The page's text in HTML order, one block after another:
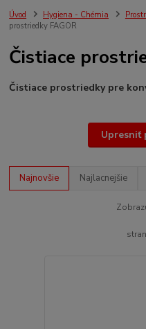
Úvod Hygiena - Chémia
prostriedky FAGOR
Čistiace
Čistiace prostriedky pre
Upresniť
Najnovšie Najlacnejšie